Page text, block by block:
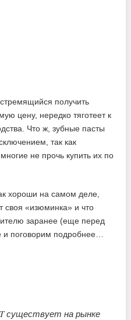
получить
цену, нередко тяготеет к
Что ж, зубные пасты
так как
не прочь купить их по
хороши на самом деле,
своя «изюминка» и что
заранее (еще перед
поговорим подробнее…
существует на рынке